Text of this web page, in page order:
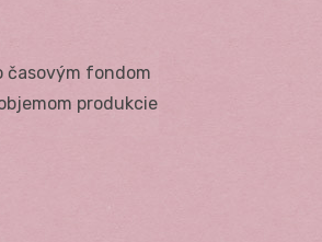
časovým fondom
produkcie